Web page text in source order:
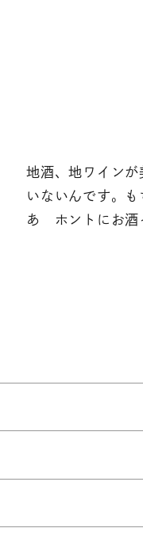
地酒、地ワイン
いないんです。
あ ホントにお酒